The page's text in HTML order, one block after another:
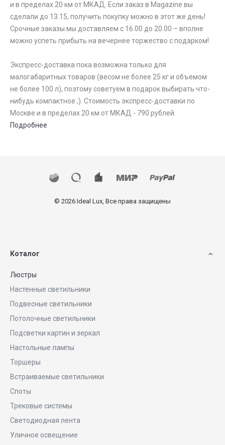
и в пределах 20 км от МКАД. Если заказ в Magazine вы
сделали до 13.15, получить покупку можно в этот же день!
Срочные заказы мы доставляем с 16.00 до 20.00 – вполне
можно успеть прибыть на вечернее торжество с подарком!
Экспресс-доставка пока возможна только для
малогабаритных товаров (весом не более 25 кг и объемом
не более 100 л), поэтому советуем в подарок выбирать что-
нибудь компактное ;). Стоимость экспресс-доставки по
Москве и в пределах 20 км от МКАД - 790 рублей.
Подробнее
© 2026 Ideal Lux, Все права защищены
Коталог
Люстры
Настенные светильники
Подвесные светильники
Потолочные светильники
Подсветки картин и зеркал
Настольные лампы
Торшеры
Встраиваемые светильники
Споты
Трековые системы
Светодиодная лента
Уличное освещение